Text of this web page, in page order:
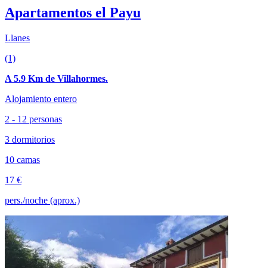
Apartamentos el Payu
Llanes
(1)
A 5.9 Km de Villahormes.
Alojamiento entero
2 - 12 personas
3 dormitorios
10 camas
17 €
pers./noche (aprox.)